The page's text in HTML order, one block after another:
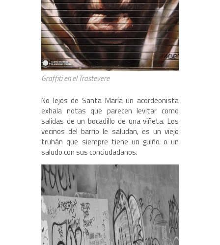
Graffiti en el Trastevere
No lejos de Santa María un acordeonista
exhala notas que parecen levitar como
salidas de un bocadillo de una viñeta. Los
vecinos del barrio le saludan, es un viejo
truhán que siempre tiene un guiño o un
saludo con sus conciudadanos.